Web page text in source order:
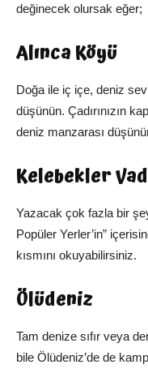
değinecek olursak eğer;
Alınca Köyü
Doğa ile iç içe, deniz
düşünün. Çadırınızın
deniz manzarası
Kelebekler
Yazacak çok fazla bir
Popüler Yerler’in”
kısmını okuyabilirsiniz.
Ölüdeniz
Tam denize sıfır veya
bile Ölüdeniz’de de